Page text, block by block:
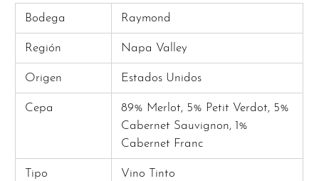
Bodega Raymond
Región Napa Valley
Origen Estados Unidos
Cepa
89% Merlot, 5% Petit Verdot, 5%
Cabernet Sauvignon, 1%
Cabernet Franc
Tipo Vino Tinto